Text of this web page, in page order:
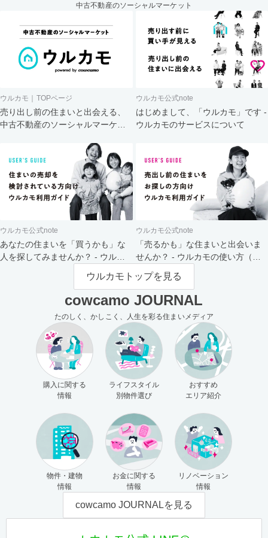
中古不動産のソーシャルマーケット
ウルカモ｜TOPページ
売り出し前の住まいと出会える、
中古不動産のソーシャルマーケッ
ウルカモ公式note
はじめまして、「ウルカモ」です -
ウルカモのサービスについて
ウルカモ公式note
あなたの住まいを「買うかも」な
人を探してみませんか？ - ウルカ
ウルカモ公式note
「売るかも」な住まいと出会いま
せんか？ - ウルカモの使い方（買
主さま向け）
ウルカモトップを見る
cowcamo JOURNAL
たのしく、かしこく、人生を彩る住まいメディア
購入に関する
情報
ライフスタイル
別物件選び
おすすめ
エリア紹介
物件・建物
情報
お金に関する
情報
リノベーション
情報
cowcamo JOURNALを見る